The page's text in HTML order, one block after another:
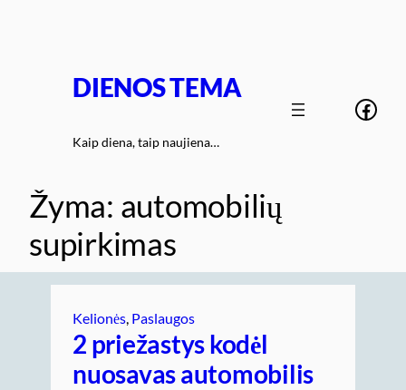
DIENOS TEMA
Kaip diena, taip naujiena…
Žyma: automobilių
supirkimas
Kelionės Paslaugos
2 priežastys kodėl
nuosavas automobilis